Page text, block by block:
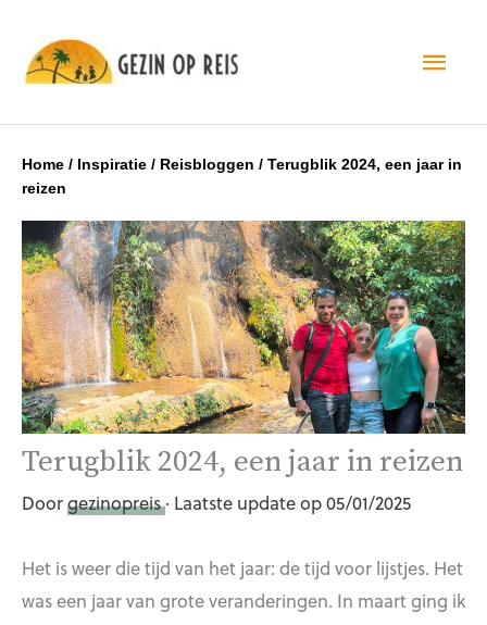
Home / Inspiratie / Reisbloggen / Terugblik 2024, een jaar in
reizen
Terugblik 2024, een jaar in reizen
Doorgezinopreis· Laatste update op 05/01/2025
Het is weer die tijd van het jaar: de tijd voor lijstjes. Het
was een jaar van grote veranderingen. In maart ging ik